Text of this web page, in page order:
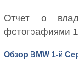
Отчет о
фотографиями
Обзор BMW 1-й